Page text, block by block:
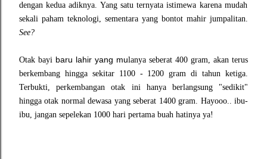
dengankedua adiknya. Yang satu ternyata istimewa karena mudah
sekali paham teknologi, sementara yang bontot mahir jumpalitan.
See?
Otak bayi baru lahir yang mulanya seberat 400 gram, akan terus
berkembang hinggasekitar 1100 - 1200 gram di tahun ketiga.
Terbukti,perkembangan otak ini hanya berlangsung "sedikit"
hingga otak normal dewasa yang seberat 1400 gram. Hayooo.. ibu-
ibu, jangan sepelekan 1000 hari pertama buah hatinya ya!